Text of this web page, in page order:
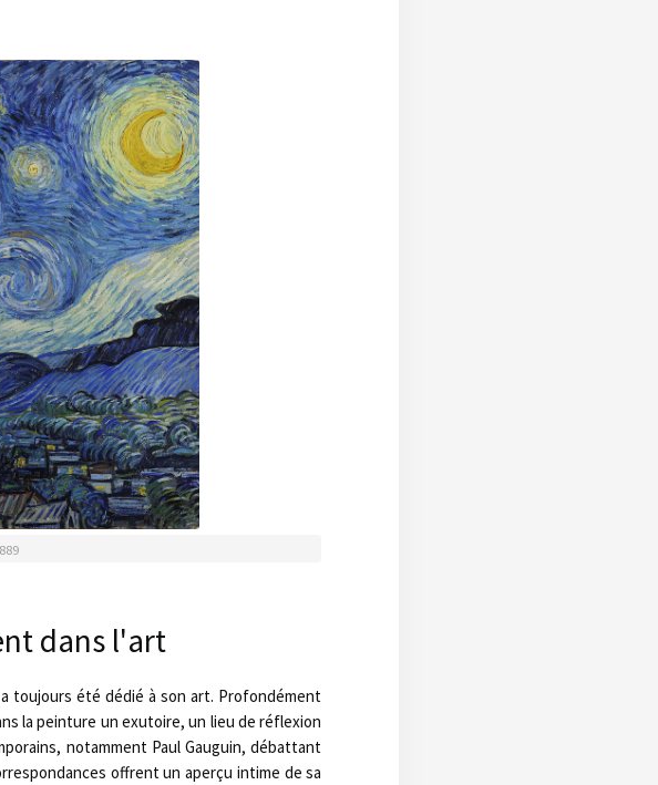
dans l'art
toujours été dédié à son art. Profondément
la peinture un exutoire, un lieu de réflexion
notamment Paul Gauguin, débattant
offrent un aperçu intime de sa